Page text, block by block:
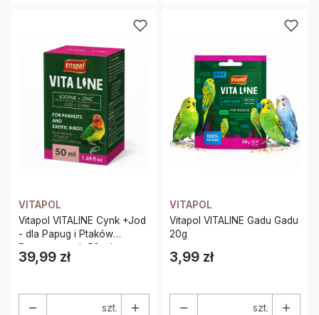
VITAPOL
Vitapol VITALINE Cynk +Jod
- dla Papug i Ptaków
Egzotycznych 50 ml
Cena
39,99 zł
szt.
VITAPOL
Vitapol VITALINE Gadu Gadu
20g
Cena
3,99 zł
szt.